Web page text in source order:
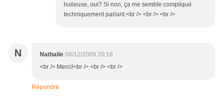
huileuse, oui? Si non, ça me semble compliqué
techniquement parlant.<br /> <br /> <br />
N Nathalie 06/12/2009 20:16
<br /> Merci!<br /> <br /> <br />
Répondre